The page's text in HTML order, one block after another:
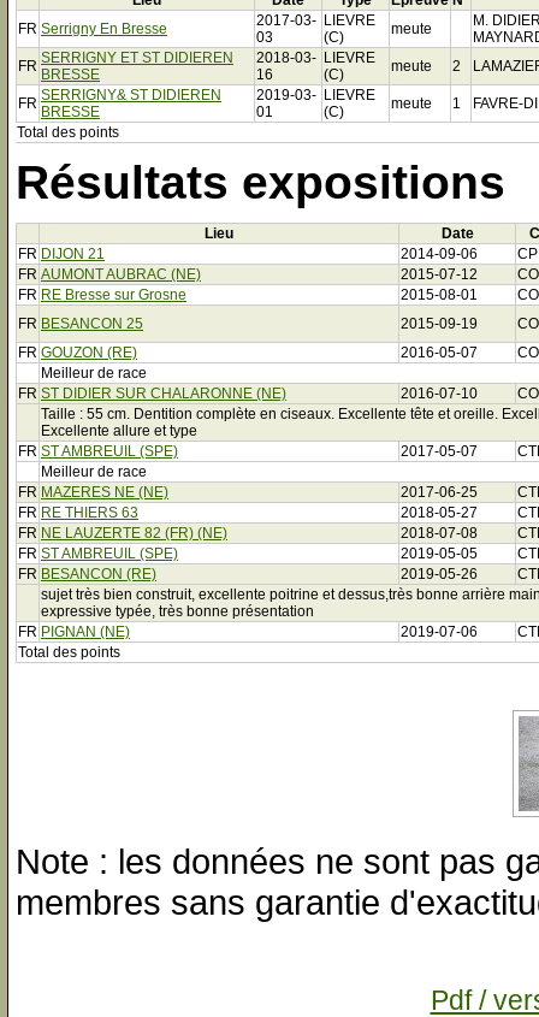
FR Serrigny En Bresse
2017-03-
03
LIEVRE
(C)
meute
M.
FR SERRIGNY ET ST DIDIEREN
BRESSE
2018-03-
16
LIEVRE
(C)
meute 2
FR SERRIGNY& ST DIDIEREN
BRESSE
2019-03-
01
LIEVRE
(C)
meute 1
FAVRE-
Total des points
Résultats expositions
Lieu Date
FR DIJON 21 2014-09-06
FR AUMONT AUBRAC (NE) 2015-07-12
FR RE Bresse sur Grosne 2015-08-01
FR BESANCON 25 2015-09-19
FR GOUZON (RE) 2016-05-07
Meilleur de race
FR ST DIDIER SUR CHALARONNE (NE) 2016-07-10
Taille : 55 cm. Dentition complète en ciseaux. Excellente tête et oreille.
Excellente allure et type
FR ST AMBREUIL (SPE) 2017-05-07
Meilleur de race
FR MAZERES NE (NE) 2017-06-25
FR RE THIERS 63 2018-05-27
FR NE LAUZERTE 82 (FR) (NE) 2018-07-08
FR ST AMBREUIL (SPE) 2019-05-05
FR BESANCON (RE) 2019-05-26
sujet très bien construit, excellente poitrine et dessus,très bonne arrière
expressive typée, très bonne présentation
FR PIGNAN (NE) 2019-07-06
Total des points
Note : les données ne sont pas
membres sans garantie
Pdf /